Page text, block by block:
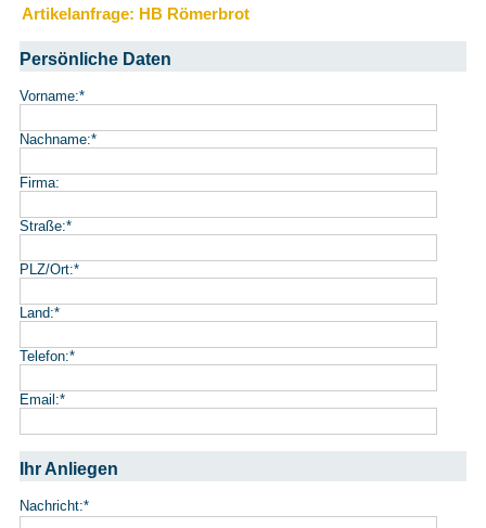
Artikelanfrage: HB Römerbrot
Persönliche Daten
Vorname:*
Nachname:*
Firma:
Straße:*
PLZ/Ort:*
Land:*
Telefon:*
Email:*
Ihr Anliegen
Nachricht:*